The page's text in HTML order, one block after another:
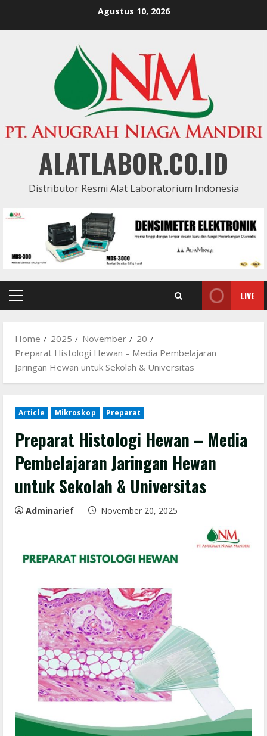
Agustus 10, 2026
ALATLABOR.CO.ID
Distributor Resmi Alat Laboratorium Indonesia
Primary
LIVE
Home 2025 November
20
Preparat Histologi Hewan – Media Pembelajaran
Jaringan Hewan untuk Sekolah & Universitas
Article Mikroskop Preparat
Preparat Histologi Hewan – Media
Pembelajaran Jaringan Hewan
untuk Sekolah & Universitas
Adminarief November 20, 2025